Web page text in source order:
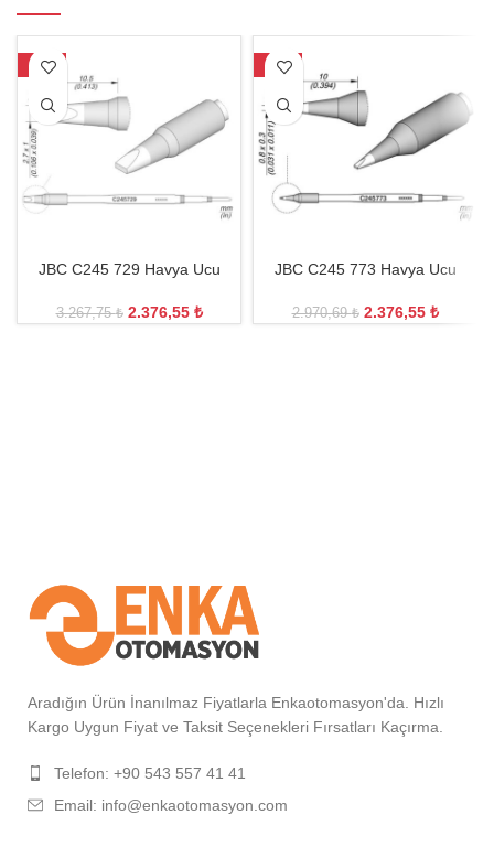
-27%
JBC C245 729 Havya Ucu
3.267,75₺ 2.376,55 ₺
-20%
JBC C245 773 Havya Ucu
2.970,69₺ 2.376,55 ₺
Aradığın Ürün İnanılmaz Fiyatlarla Enkaotomasyon'da. Hızlı
Kargo Uygun Fiyat ve Taksit Seçenekleri Fırsatları Kaçırma.
Telefon: +90 543 557 41 41
Email: info@enkaotomasyon.com